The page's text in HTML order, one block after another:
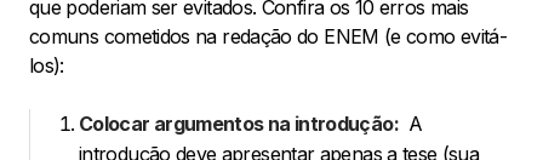
que poderiam ser evitados. Confira os 10 erros mais
comuns cometidos na redação do ENEM (e como evitá-
los):
Colocar argumentos na introdução: A
introdução deve apresentar apenas a tese (sua